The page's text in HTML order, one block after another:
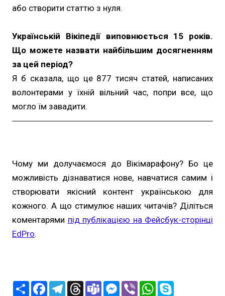
або створити статтю з нуля.
Українській Вікіпедії виповнюється 15 років.
Що можете назвати найбільшим досягненням
за цей період?
Я б сказала, що це 877 тисяч статей, написаних
волонтерами у їхній вільний час, попри все, що
могло їм завадити.
Чому ми долучаємося до Вікімарафону? Бо це
можливість дізнаватися нове, навчатися самим і
створювати якісний контент українською для
кожного. А що стимулює наших читачів? Діліться
коментарями під публікацією на Фейсбук-сторінці
EdPro.
П
о
F
a
T
e
T
h
T
e
M
e
V
W
h